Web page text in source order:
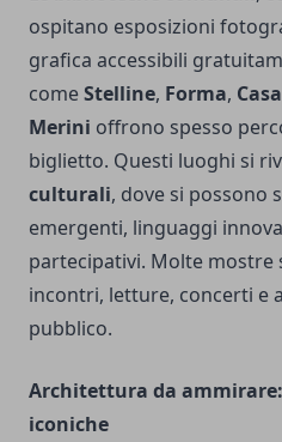
ospitano esposizioni
grafica accessibili
comeStelline, Forma,
Merini offrono spesso
biglietto. Questi luoghi si
culturali, dove si possono
emergenti, linguaggi
partecipativi. Molte mostre
incontri, letture, concerti e
pubblico.
Architettura da
iconiche